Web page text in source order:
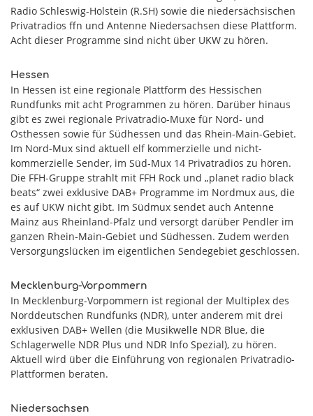
Radio Schleswig-Holstein (R.SH) sowie die niedersächsischen
Privatradios ffn und Antenne Niedersachsen diese Plattform.
Acht dieser Programme sind nicht über UKW zu hören.
Hessen
In Hessen ist eine regionale Plattform des Hessischen
Rundfunks mit acht Programmen zu hören. Darüber hinaus
gibt es zwei regionale Privatradio-Muxe für Nord- und
Osthessen sowie für Südhessen und das Rhein-Main-Gebiet.
Im Nord-Mux sind aktuell elf kommerzielle und nicht-
kommerzielle Sender, im Süd-Mux 14 Privatradios zu hören.
Die FFH-Gruppe strahlt mit FFH Rock und „planet radio black
beats“ zwei exklusive DAB+ Programme im Nordmux aus, die
es auf UKW nicht gibt. Im Südmux sendet auch Antenne
Mainz aus Rheinland-Pfalz und versorgt darüber Pendler im
ganzen Rhein-Main-Gebiet und Südhessen. Zudem werden
Versorgungslücken im eigentlichen Sendegebiet geschlossen.
Mecklenburg-Vorpommern
In Mecklenburg-Vorpommern ist regional der Multiplex des
Norddeutschen Rundfunks (NDR), unter anderem mit drei
exklusiven DAB+ Wellen (die Musikwelle NDR Blue, die
Schlagerwelle NDR Plus und NDR Info Spezial), zu hören.
Aktuell wird über die Einführung von regionalen Privatradio-
Plattformen beraten.
Niedersachsen